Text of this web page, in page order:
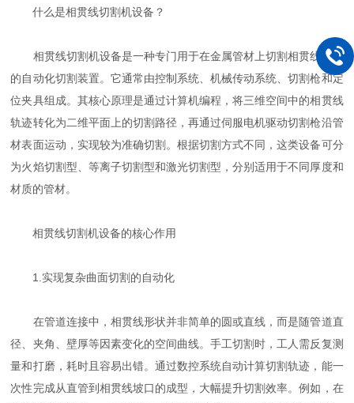
什么是相贯线切割机设备？
相贯线切割机设备是一种专门用于在金属管材上切割相贯线形状
的自动化切割装置。它通常由控制系统、机械传动系统、切割枪和定
位夹具组成。其核心原理是通过计算机编程，将三维空间中的相贯线
轨迹转化为二维平面上的切割路径，再通过伺服电机驱动切割枪沿管
材表面运动，实现较为准确切割。根据切割方式不同，这类设备可分
为火焰切割型、等离子切割型和激光切割型，分别适用于不同厚度和
材质的管材。
相贯线切割机设备的核心作用
1.实现复杂曲面切割的自动化
在管道连接中，相贯线形状并非简单的圆或直线，而是随管道直
径、夹角、壁厚等因素变化的空间曲线。手工切割时，工人需反复测
量和打磨，耗时且容易出错。通过数控系统自动计算切割轨迹，能一
次性完成从直管到相贯线坡口的成型，大幅提升切割效率。例如，在